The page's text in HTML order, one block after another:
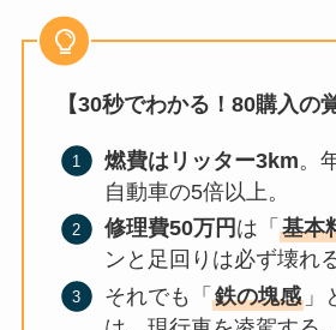
【30秒でわかる！80購入の
燃費はリッター3km。
自動車の5倍以上。
修理費50万円 は「基本
ンと足回りは必ず壊れる
それでも「鉄の塊感 」